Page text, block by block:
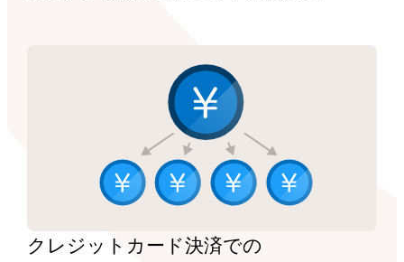
クレジットカード決済での